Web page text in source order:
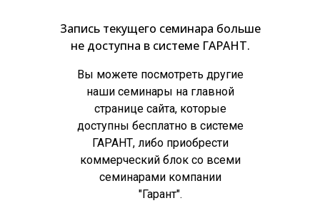
Вы можете посмотреть другие
наши семинары на главной
странице сайта, которые
доступны бесплатно в системе
ГАРАНТ, либо приобрести
коммерческий блок со всеми
семинарами компании
"Гарант".
Запись текущего семинара больше
не доступна в системе ГАРАНТ.